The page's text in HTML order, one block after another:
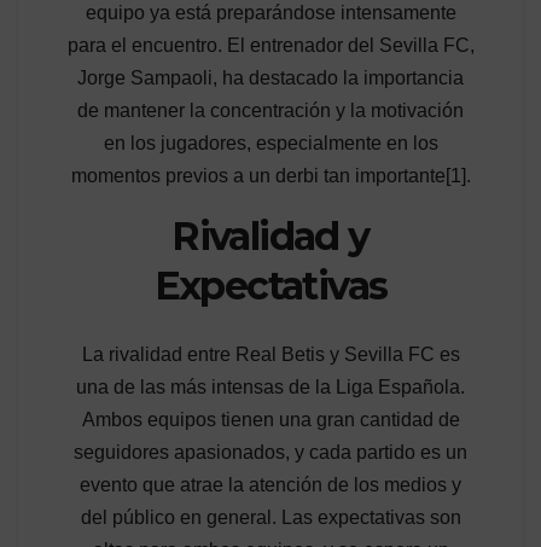
equipo ya está preparándose intensamente
para el encuentro. El entrenador del Sevilla FC,
Jorge Sampaoli, ha destacado la importancia
de mantener la concentración y la motivación
en los jugadores, especialmente en los
momentos previos a un derbi tan importante[1].
Rivalidad y
Expectativas
La rivalidad entre Real Betis y Sevilla FC es
una de las más intensas de la Liga Española.
Ambos equipos tienen una gran cantidad de
seguidores apasionados, y cada partido es un
evento que atrae la atención de los medios y
del público en general. Las expectativas son